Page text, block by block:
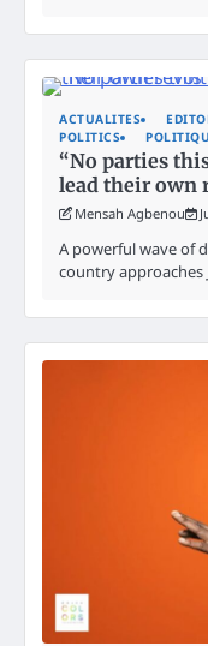
ACTUALITES
POLITICS
“No parties
lead their own
Mensah Agbenou
A powerful wave of
country approaches